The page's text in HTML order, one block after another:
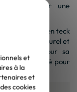
et créer une
traditionnelle en teck
touche de naturel et
apprécié pour sa
de qualité pour
et
à la
et
cookies